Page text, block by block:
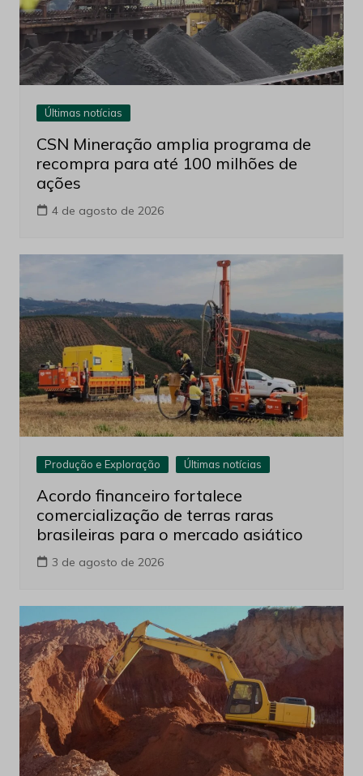
Últimas notícias
CSN Mineração amplia programa de
recompra para até 100 milhões de
ações
4 de agosto de 2026
Produção e Exploração Últimas notícias
Acordo financeiro fortalece
comercialização de terras raras
brasileiras para o mercado asiático
3 de agosto de 2026